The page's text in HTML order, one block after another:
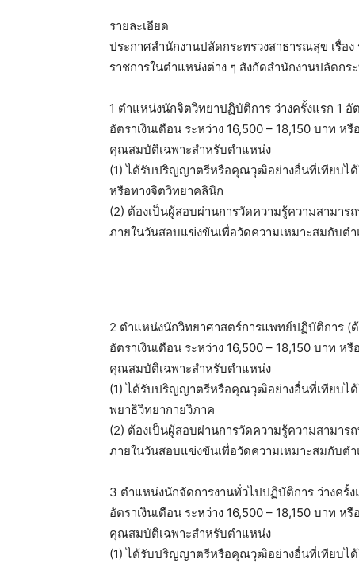
รายละเอียด
ประกาศสำนักงานปลัดกระทรวงสาธารณสุข เรื่อ
ราชการในตำแหน่งต่าง ๆ สังกัดสำนักงานปลัดกร
1 ตำแหน่งนักจิตวิทยาปฏิบัติการ ว่างครั้งแรก 1 อั
อัตราเงินเดือน ระหว่าง 16,500 – 18,150 บาท ห
คุณสมบัติเฉพาะสำหรับตำแหน่ง
(1) ได้รับปริญญาตรีหรือคุณวุฒิอย่างอื่นที่เทียบได้
หรือทางจิตวิทยาคลินิก
(2) ต้องเป็นผู้สอบผ่านการวัดความรู้ความสามา
ภายในวันสอบแข่งขันเพื่อวัดความเหมาะสมกับต
2 ตำแหน่งนักวิทยาศาสตร์การแพทย์ปฏิบัติการ (
อัตราเงินเดือน ระหว่าง 16,500 – 18,150 บาท ห
คุณสมบัติเฉพาะสำหรับตำแหน่ง
(1) ได้รับปริญญาตรีหรือคุณวุฒิอย่างอื่นที่เทียบได้
พยาธิวิทยากายวิภาค
(2) ต้องเป็นผู้สอบผ่านการวัดความรู้ความสามา
ภายในวันสอบแข่งขันเพื่อวัดความเหมาะสมกับต
3 ตำแหน่งนักจัดการงานทั่วไปปฏิบัติการ ว่างครั้ง
อัตราเงินเดือน ระหว่าง 16,500 – 18,150 บาท ห
คุณสมบัติเฉพาะสำหรับตำแหน่ง
(1) ได้รับปริญญาตรีหรือคุณวุฒิอย่างอื่นที่เทียบได้